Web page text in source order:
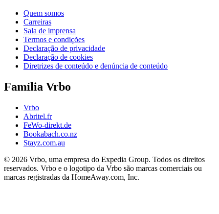
Quem somos
Carreiras
Sala de imprensa
Termos e condições
Declaração de privacidade
Declaração de cookies
Diretrizes de conteúdo e denúncia de conteúdo
Família Vrbo
Vrbo
Abritel.fr
FeWo-direkt.de
Bookabach.co.nz
Stayz.com.au
© 2026 Vrbo, uma empresa do Expedia Group. Todos os direitos
reservados. Vrbo e o logotipo da Vrbo são marcas comerciais ou
marcas registradas da HomeAway.com, Inc.